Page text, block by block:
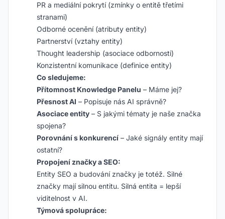
PR a mediální pokrytí (zmínky o entitě třetími
stranami)
Odborné ocenění (atributy entity)
Partnerství (vztahy entity)
Thought leadership (asociace odbornosti)
Konzistentní komunikace (definice entity)
Co sledujeme:
Přítomnost Knowledge Panelu – Máme jej?
Přesnost AI – Popisuje nás AI správně?
Asociace entity – S jakými tématy je naše značka
spojena?
Porovnání s konkurencí – Jaké signály entity mají
ostatní?
Propojení značky a SEO:
Entity SEO a budování značky je totéž. Silné
značky mají silnou entitu. Silná entita = lepší
viditelnost v AI.
Týmová spolupráce: